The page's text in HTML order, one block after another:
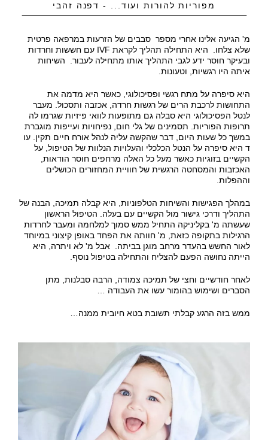
מפוריות להורות ועוד... - דפנה זהבי
מ' הגיעה אלינו אחרי מספר סבבים של הזרעות במרפאה פרטית
שלא צלחו. היא התחילה תהליך לקראת IVF עם חששות וחרדות
ובעיקר חוסר ידע לגבי התהליך אותו מתחילה לעבור. השיחות
איתה היו רגשיות, וטעונות.
היא סיפרה על מתח רגשי ופסיכולוגי, כאשר היא מדמה את
התחושות לרכבת הרים של רגשות חרדה, אכזבה ותסכול. מעבר
לנטל הפסיכולוגי היא סבלה גם מתופעות לוואי פיזיות שגרמו לה
תרופות הפוריות. תסמינים של גלי חום, נפיחויות ועייפות מוגברת
במשך כל שעות היום, דבר שהקשה עליה לנהל אורח חיים תקין. עו
ד היא סיפרה על הנטל הכלכלי והעלויות הנלוות של הטיפול, על
הקשיים בזוגיות כאשר מעל כל האלה מרחפים חוסר הודאות,
האכזבות והמסחטה הרגשית של חוויית המחזורים הכושלים
וההפלות.
במהלך הפגישות והשיחות הטלפוניות, היא קבלה תמיכה, הבנה של
התהליך ודרכי גישור מול הקשיים עם בעלה. הטיפול הראשון
שעשתה מ' בקליניקה התחיל ממש סמוך למלחמה ומעבר לחרדות
הרגילות בתקופה כזאת, מ' חוותה את הפחד באופן קיצוני במיוחד
לאור החשש בהעדר מרחב מוגן בביתה. אבל מ' לא ויתרה, היא
הייתה נחושה הפעם להצליח והתחילה בטיפול נוסף.
לאחר חודשיים וחצי של תמיכה צמודה, הרבה סבלנות, מתן
הסברים ושימוש בהומור עשו את העבודה …
ממש בזה הרגע קבלתי תשובת בטא חיובית ממנה…